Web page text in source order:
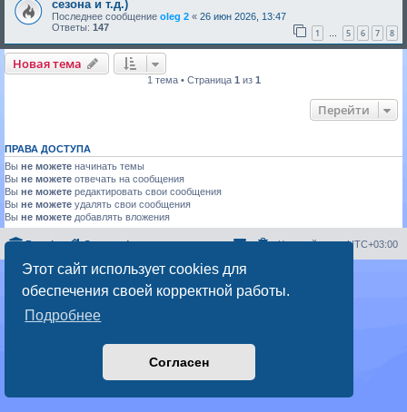
Этот сайт использует cookies для
обеспечения своей корректной работы.
Подробнее
Согласен
сезона и т.д.)
Последнее сообщение oleg 2 « 26 июн 2026, 13:47
Ответы: 147 1 … 5 6 7 8
Новая тема
1 тема • Страница 1 из 1
Перейти
ПРАВА ДОСТУПА
Вы не можете начинать темы
Вы не можете отвечать на сообщения
Вы не можете редактировать свои сообщения
Вы не можете удалять свои сообщения
Вы не можете добавлять вложения
Portal Список форумов Часовой пояс:UTC+03:00
Создано на основеphpBB® Forum Software © phpBB Limited
Русская поддержка phpBB